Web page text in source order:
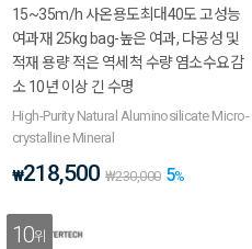
15~35m/h 사온용도최대40도 고성능
여과재 25kg bag-높은 여과, 다공성 및
적재 용량 적은 역세척 수량 염소수요감
소 10년 이상 긴 수명
High-Purity Natural Aluminosilicate Micro-
crystalline Mineral
₩218,500 ₩230,000 5%
10위